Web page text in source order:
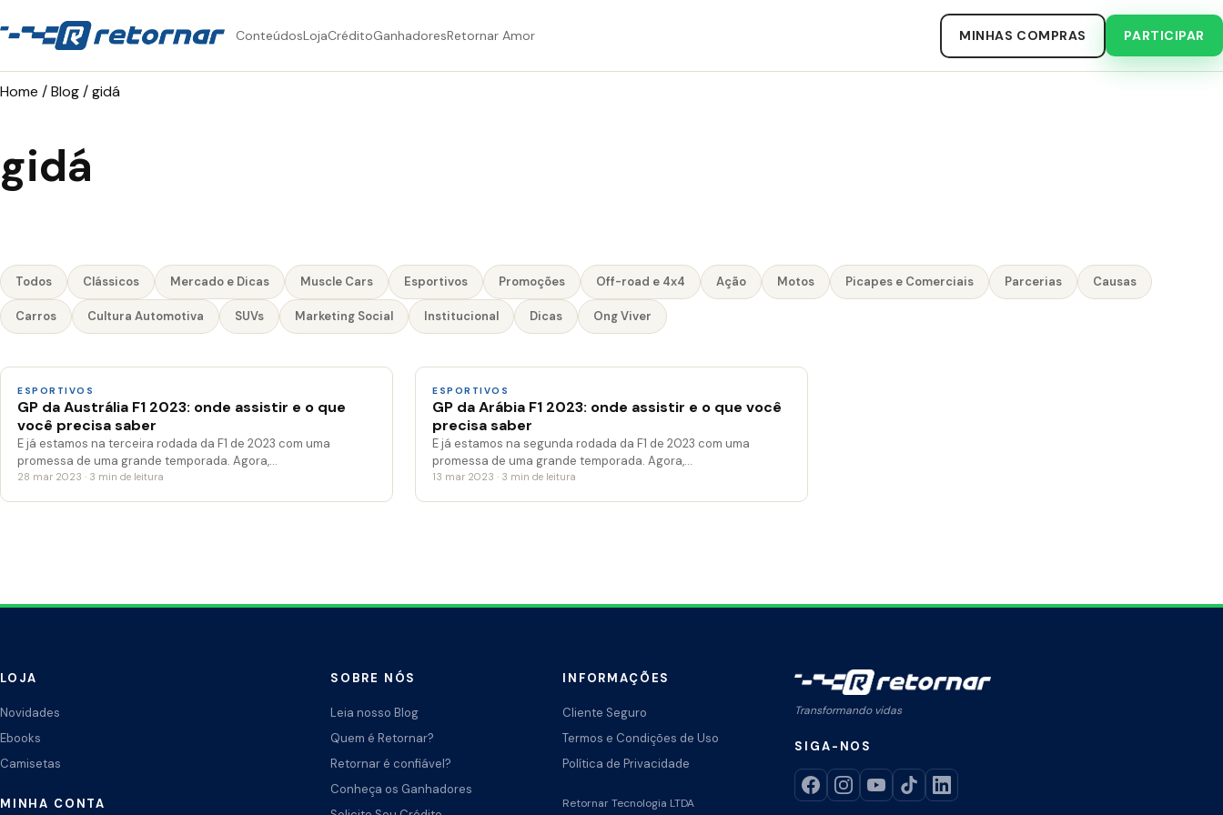
ConteúdosLojaCréditoGanhadoresRetornar Amor MINHAS COMPRAS PARTICIPAR
Home /Blog/gidá
gidá
Todos Clássicos Mercado e Dicas Muscle Cars Esportivos Promoções Off-road e 4x4 Ação Motos Picapes e Comerciais Parcerias Causas
Carros Cultura Automotiva SUVs Marketing Social Institucional Dicas Ong Viver
ESPORTIVOS
GP da Austrália F1 2023: onde assistir e o que
você precisa saber
E já estamos na terceira rodada da F1 de 2023 com uma
promessa de uma grande temporada. Agora,…
28 mar 2023 · 3 min de leitura
ESPORTIVOS
GP da Arábia F1 2023: onde assistir e o que você
precisa saber
E já estamos na segunda rodada da F1 de 2023 com uma
promessa de uma grande temporada. Agora,…
13 mar 2023 · 3 min de leitura
LOJA
Novidades
Ebooks
Camisetas
MINHA CONTA
SOBRE NÓS
Leia nosso Blog
Quem é Retornar?
Retornar é confiável?
Conheça os Ganhadores
INFORMAÇÕES
Cliente Seguro
Termos e Condições de Uso
Política de Privacidade
Retornar Tecnologia LTDA
Transformando vidas
SIGA-NOS